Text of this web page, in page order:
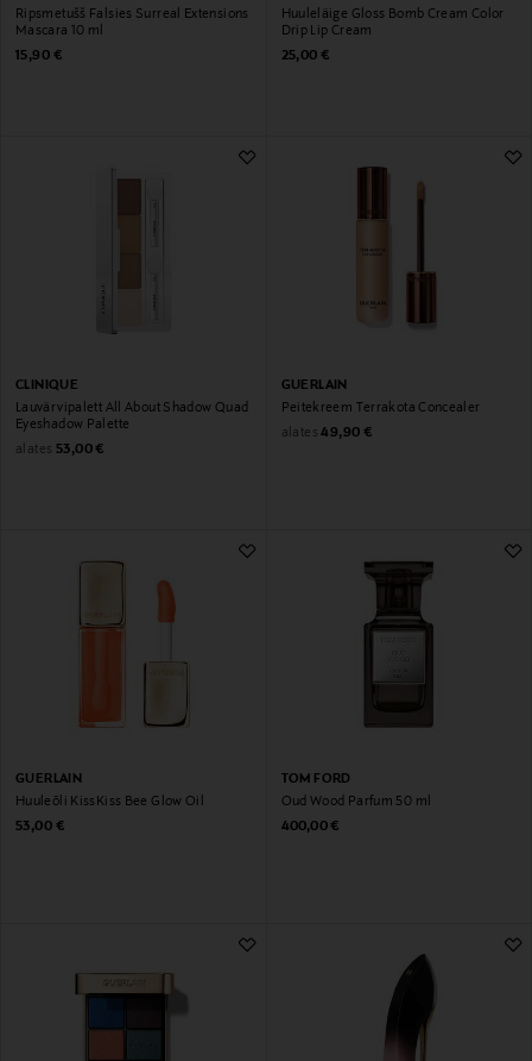
Ripsmetušš Falsies Surreal Extensions
Mascara 10 ml
Original Price
15,90 €
Huuleläige Gloss Bomb Cream Color
Drip Lip Cream
Original Price
25,00 €
CLINIQUE
Lauvärvipalett All About Shadow Quad
Eyeshadow Palette
alates Original Price
53,00 €
GUERLAIN
Peitekreem Terrakota Concealer
alates Original Price
49,90 €
GUERLAIN
Huuleõli KissKiss Bee Glow Oil
Original Price
53,00 €
TOM FORD
Oud Wood Parfum 50 ml
Original Price
400,00 €